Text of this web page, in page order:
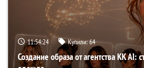
11:54:23 Купили:64
Создание образа от агентства KK AI: